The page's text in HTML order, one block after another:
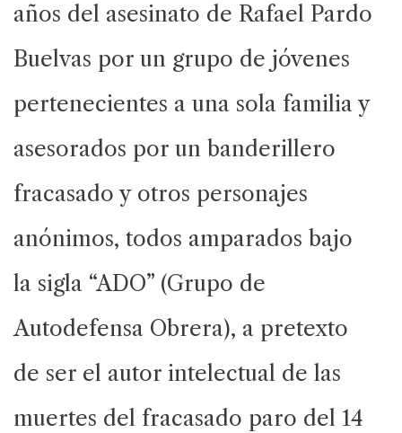
años del asesinato de Rafael Pardo
Buelvas por un grupo de jóvenes
pertenecientes a una sola familia y
asesorados por un banderillero
fracasado y otros personajes
anónimos, todos amparados bajo
la sigla “ADO” (Grupo de
Autodefensa Obrera), a pretexto
de ser el autor intelectual de las
muertes del fracasado paro del 14